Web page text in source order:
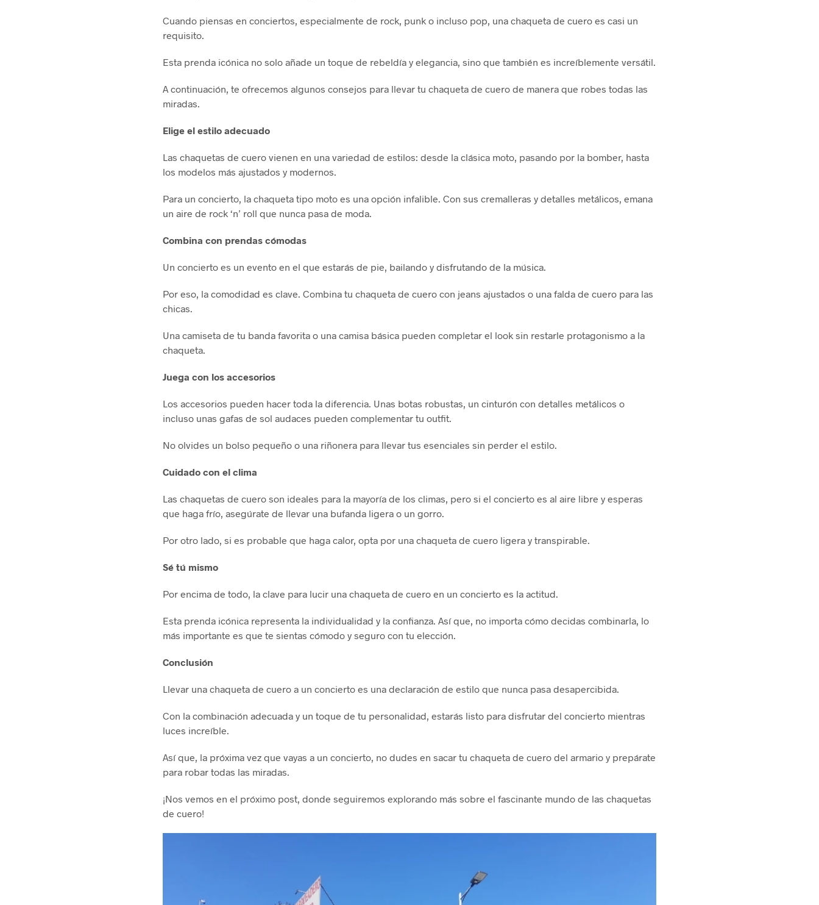
Cuando piensas en conciertos, especialmente de rock, punk o incluso pop, una chaqueta de cuero es casi un
requisito.
Esta prenda icónica no solo añade un toque de rebeldía y elegancia, sino que también es increíblemente versátil.
A continuación, te ofrecemos algunos consejos para llevar tu chaqueta de cuero de manera que robes todas las
miradas.
Elige el estilo adecuado
Las chaquetas de cuero vienen en una variedad de estilos: desde la clásica moto, pasando por la bomber, hasta
los modelos más ajustados y modernos.
Para un concierto, la chaqueta tipo moto es una opción infalible. Con sus cremalleras y detalles metálicos, emana
un aire de rock ‘n’ roll que nunca pasa de moda.
Combina con prendas cómodas
Un concierto es un evento en el que estarás de pie, bailando y disfrutando de la música.
Por eso, la comodidad es clave. Combina tu chaqueta de cuero con jeans ajustados o una falda de cuero para las
chicas.
Una camiseta de tu banda favorita o una camisa básica pueden completar el look sin restarle protagonismo a la
chaqueta.
Juega con los accesorios
Los accesorios pueden hacer toda la diferencia. Unas botas robustas, un cinturón con detalles metálicos o
incluso unas gafas de sol audaces pueden complementar tu outfit.
No olvides un bolso pequeño o una riñonera para llevar tus esenciales sin perder el estilo.
Cuidado con el clima
Las chaquetas de cuero son ideales para la mayoría de los climas, pero si el concierto es al aire libre y esperas
que haga frío, asegúrate de llevar una bufanda ligera o un gorro.
Por otro lado, si es probable que haga calor, opta por una chaqueta de cuero ligera y transpirable.
Sé tú mismo
Por encima de todo, la clave para lucir una chaqueta de cuero en un concierto es la actitud.
Esta prenda icónica representa la individualidad y la confianza. Así que, no importa cómo decidas combinarla, lo
más importante es que te sientas cómodo y seguro con tu elección.
Conclusión
Llevar una chaqueta de cuero a un concierto es una declaración de estilo que nunca pasa desapercibida.
Con la combinación adecuada y un toque de tu personalidad, estarás listo para disfrutar del concierto mientras
luces increíble.
Así que, la próxima vez que vayas a un concierto, no dudes en sacar tu chaqueta de cuero del armario y prepárate
para robar todas las miradas.
¡Nos vemos en el próximo post, donde seguiremos explorando más sobre el fascinante mundo de las chaquetas
de cuero!